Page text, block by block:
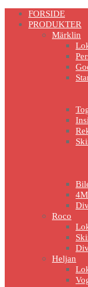
UpFORSIDE
PRODUKTER
Märklin
Roco
Heljan